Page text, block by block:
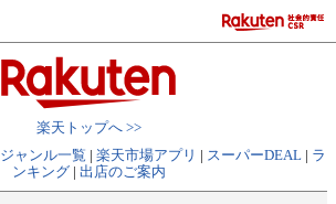
楽天トップへ >>
ジャンル一覧 | 楽天市場アプリ | スーパーDEAL | ラ
ンキング| 出店のご案内